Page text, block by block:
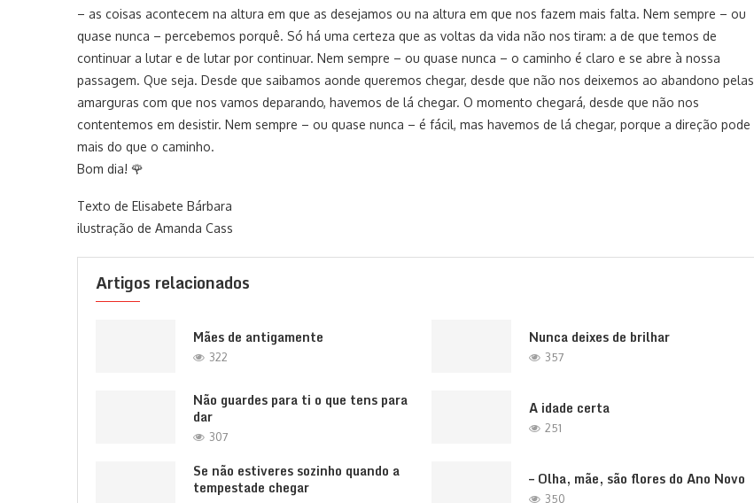
– as coisas acontecem na altura em que as desejamos ou na altura em que nos fazem mais falta. Nem sempre – ou
quase nunca – percebemos porquê. Só há uma certeza que as voltas da vida não nos tiram: a de que temos de
continuar a lutar e de lutar por continuar. Nem sempre – ou quase nunca – o caminho é claro e se abre à nossa
passagem. Que seja. Desde que saibamos aonde queremos chegar, desde que não nos deixemos ao abandono pelas
amarguras com que nos vamos deparando, havemos de lá chegar. O momento chegará, desde que não nos
contentemos em desistir. Nem sempre – ou quase nunca – é fácil, mas havemos de lá chegar, porque a direção pode
mais do que o caminho.
Bom dia! 🌹
Texto de Elisabete Bárbara
ilustração de Amanda Cass
Artigos relacionados
Mães de antigamente
322
Nunca deixes de brilhar
357
Não guardes para ti o que tens para
dar
307
A idade certa
251
Se não estiveres sozinho quando a
tempestade chegar
– Olha, mãe, são flores do Ano Novo
350